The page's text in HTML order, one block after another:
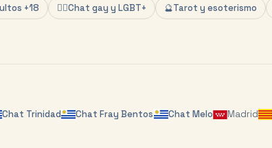
+18 🏳️‍🌈Chat gay y LGBT+ 🔮Tarot y esoterismo
Chat Trinidad ChatFray Bentos Chat Melo Madrid